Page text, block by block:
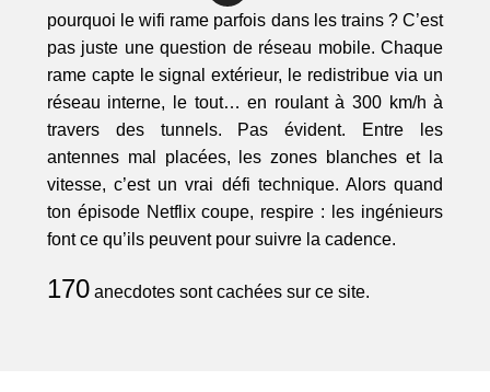
pourquoi le wifi rame parfois dans les trains ? C’est
pas juste une question de réseau mobile. Chaque
rame capte le signal extérieur, le redistribue via un
réseau interne, le tout… en roulant à 300 km/h à
travers des tunnels. Pas évident. Entre les
antennes mal placées, les zones blanches et la
vitesse, c’est un vrai défi technique. Alors quand
ton épisode Netflix coupe, respire : les ingénieurs
font ce qu’ils peuvent pour suivre la cadence.
170anecdotes sont cachées sur ce site.